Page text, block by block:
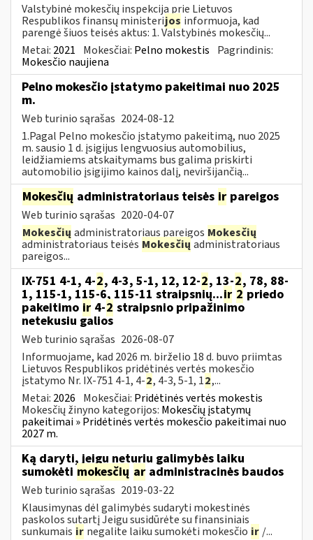
Valstybinė mokesčių inspekcija prie Lietuvos
Respublikos finansų ministerijos informuoja, kad
parengė šiuos teisės aktus: 1. Valstybinės mokesčių...
Metai: 2021 Mokesčiai: Pelno mokestis Pagrindinis:
Mokesčio naujiena
Pelno mokesčio įstatymo pakeitimai nuo 2025
m.
Web turinio sąrašas 2024-08-12
1.Pagal Pelno mokesčio įstatymo pakeitimą, nuo 2025
m. sausio 1 d. įsigijus lengvuosius automobilius,
leidžiamiems atskaitymams bus galima priskirti
automobilio įsigijimo kainos dalį, neviršijančią...
Mokesčių administratoriaus teisės ir pareigos
Web turinio sąrašas 2020-04-07
Mokesčių administratoriaus pareigos Mokesčių
administratoriaus teisės Mokesčių administratoriaus
pareigos...
IX-751 4-1, 4-2, 4-3, 5-1, 12, 12-2, 13-2, 78, 88-
1, 115-1, 115-6, 115-11 straipsnių...ir 2 priedo
pakeitimo ir 4-2 straipsnio pripažinimo
netekusiu galios
Web turinio sąrašas 2026-08-07
Informuojame, kad 2026 m. birželio 18 d. buvo priimtas
Lietuvos Respublikos pridėtinės vertės mokesčio
įstatymo Nr. IX-751 4-1, 4-2, 4-3, 5-1, 12,...
Metai: 2026 Mokesčiai: Pridėtinės vertės mokestis
Mokesčių žinyno kategorijos: Mokesčių įstatymų
pakeitimai » Pridėtinės vertės mokesčio pakeitimai nuo
2027 m.
Ką daryti, jeigu neturiu galimybės laiku
sumokėti mokesčių ar administracinės baudos
Web turinio sąrašas 2019-03-22
Klausimynas dėl galimybės sudaryti mokestinės
paskolos sutartį Jeigu susidūrėte su finansiniais
sunkumais ir negalite laiku sumokėti mokesčio ir /...